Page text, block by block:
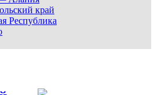
край
Республика